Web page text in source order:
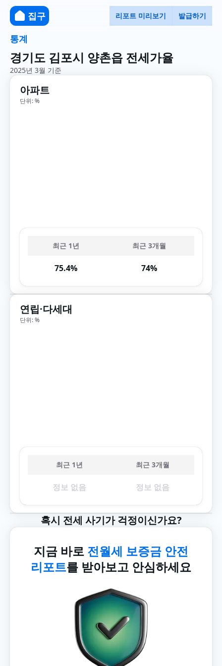
집구 리포트 미리보기 발급하기
통계
경기도 김포시 양촌읍 전세가율
2025년 3월 기준
아파트
단위: %
최근 1년 최근 3개월
75.4% 74%
연립·다세대
단위: %
최근 1년 최근 3개월
정보 없음 정보 없음
혹시 전세 사기가 걱정이신가요?
지금 바로 전월세 보증금 안전
리포트를 받아보고 안심하세요